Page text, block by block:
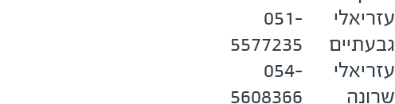
עזריאלי
גבעתיים
051-
5577235
עזריאלי
שרונה
054-
5608366